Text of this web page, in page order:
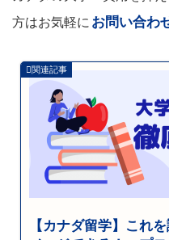
方はお気軽に お問い合わ
【カナダ留学】これ